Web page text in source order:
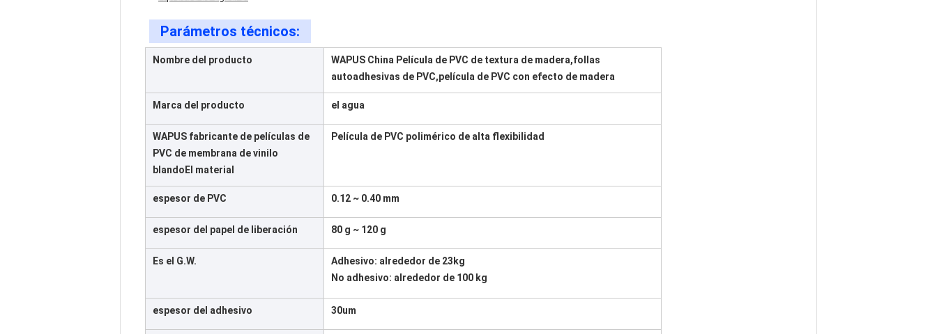
Parámetros técnicos:
Nombre del producto
WAPUS China Película de PVC de textura de madera,follas
autoadhesivas de PVC,película de PVC con efecto de madera
Marca del producto el agua
WAPUS fabricante de películas de
PVC de membrana de vinilo
blando El material
Película de PVC polimérico de alta flexibilidad
espesor de PVC 0.12 ~ 0.40 mm
espesor del papel de liberación 80 g ~ 120 g
Es el G.W.
Adhesivo: alrededor de 23kg
No adhesivo: alrededor de 100 kg
espesor del adhesivo 30um